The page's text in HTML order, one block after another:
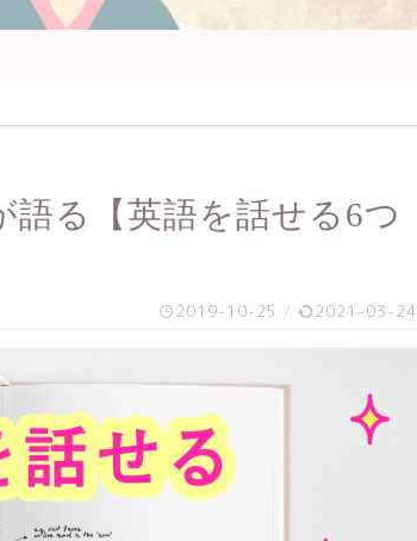
る【英語を話せる6つ
2019-10-25 / 2021-03-24